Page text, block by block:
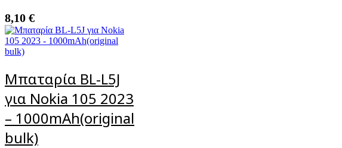
8,10 €
Μπαταρία BL-L5J
για Nokia 105 2023
– 1000mAh(original
bulk)